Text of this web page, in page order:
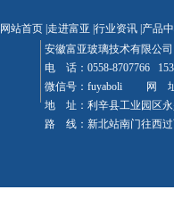
网站首页|走进富亚 |行业资讯|产品
安徽富亚玻璃技术有限
电 话：0558-8707766
微信号：fuyaboli 网 址
地 址：利辛县工业园区永
路 线：新北站南门往西过